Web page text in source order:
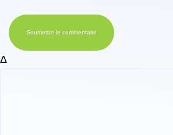
Soumettre le commentaire
Δ